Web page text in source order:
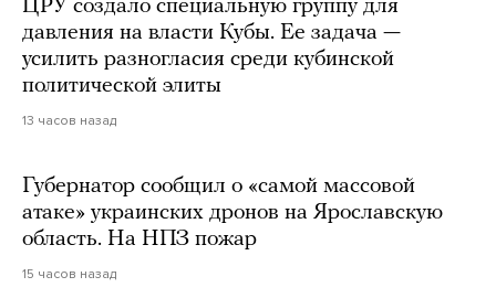
ЦРУ создало специальную группу для
давления на власти Кубы. Ее задача —
усилить разногласия среди кубинской
политической элиты
13 часов назад
Губернатор сообщил о «самой массовой
атаке» украинских дронов на Ярославскую
область. На НПЗ пожар
15 часов назад